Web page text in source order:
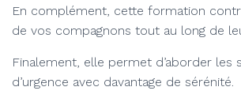
En complément, cette formation
de vos compagnons tout au long de
Finalement, elle permet d’aborder les
d’urgence avec davantage de sérénité.